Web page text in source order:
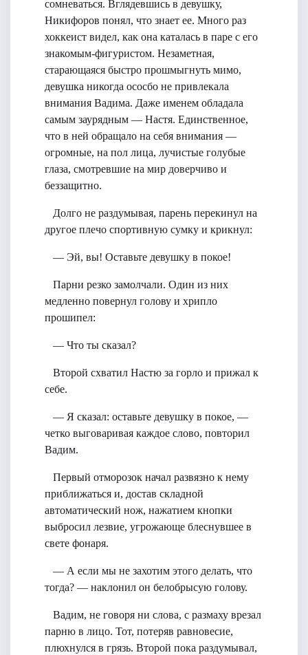
сомневаться. Вглядевшись в девушку,
Никифоров понял, что знает ее. Много раз
хоккеист видел, как она каталась в паре с его
знакомым-фигуристом. Незаметная,
старающаяся быстро прошмыгнуть мимо,
девушка никогда ососбо не привлекала
внимания Вадима. Даже именем обладала
самым заурядным — Настя. Единственное,
что в ней обращало на себя внимания —
огромные, на пол лица, лучистые голубые
глаза, смотревшие на мир доверчиво и
беззащитно.
Долго не раздумывая, парень перекинул на
другое плечо спортивную сумку и крикнул:
— Эй, вы! Оставьте девушку в покое!
Парни резко замолчали. Один из них
медленно повернул голову и хрипло
прошипел:
— Что ты сказал?
Второй схватил Настю за горло и прижал к
себе.
— Я сказал: оставьте девушку в покое, —
четко выговаривая каждое слово, повторил
Вадим.
Первый отморозок начал развязно к нему
приближаться и, достав складной
автоматический нож, нажатием кнопки
выбросил лезвие, угрожающе блеснувшее в
свете фонаря.
— А если мы не захотим этого делать, что
тогда? — наклонил он белобрысую голову.
Вадим, не говоря ни слова, с размаху врезал
парню в лицо. Тот, потеряв равновесие,
плюхнулся в грязь. Второй пока раздумывал,